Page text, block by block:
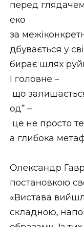
перед
еко
за
дбувається у
бирає шлях
І головне –
що
од” –
це не просто
а глибока
Олександр
постановкою
«Вистава
складною,